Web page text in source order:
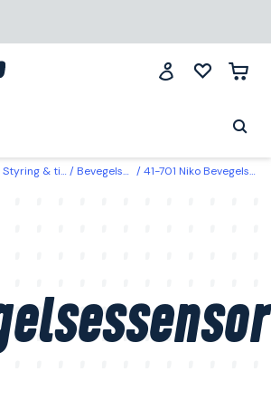
Styring & tilkobling Bevegelsessensorer 41-701 Niko Bevegelsessensor 360°, IP54, 230 V